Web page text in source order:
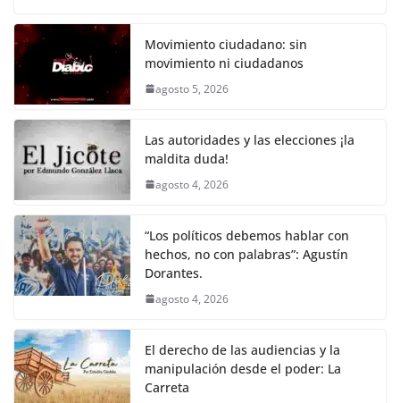
k
c
e
b
o
o
k
itt
er s
A
p
y
Li
k
gr
a
e
Movimiento ciudadano: sin
movimiento ni ciudadanos
agosto 5, 2026
Las autoridades y las elecciones ¡la
maldita duda!
agosto 4, 2026
“Los políticos debemos hablar con
hechos, no con palabras”: Agustín
Dorantes.
agosto 4, 2026
El derecho de las audiencias y la
manipulación desde el poder: La
Carreta